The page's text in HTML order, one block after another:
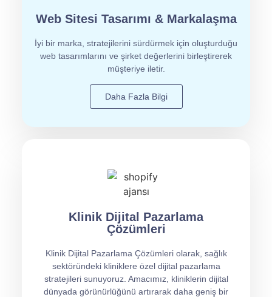
Web Sitesi Tasarımı & Markalaşma
İyi bir marka, stratejilerini sürdürmek için oluşturduğu
web tasarımlarını ve şirket değerlerini birleştirerek
müşteriye iletir.
Daha Fazla Bilgi
Klinik Dijital Pazarlama
Çözümleri
Klinik Dijital Pazarlama Çözümleri olarak, sağlık
sektöründeki kliniklere özel dijital pazarlama
stratejileri sunuyoruz. Amacımız, kliniklerin dijital
dünyada görünürlüğünü artırarak daha geniş bir